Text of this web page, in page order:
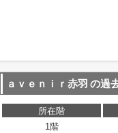
ａｖｅｎｉｒ赤羽 の過
所在階
1階